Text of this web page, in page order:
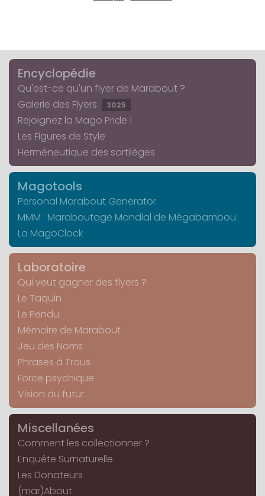
Encyclopédie
Qu'est-ce qu'un flyer de Marabout ?
Galerie des Flyers
3025
Rejoignez la Mago Pride !
Les Figures de Style
Herméneutique des sortilèges
Magotools
Personal Marabout Generator
MMM : Maraboutage Mondial de Mégabambou
La MagoClock
Laboratoire
Qui veut gagner des flyers ?
Le Taquin
Le Pendu
Mémoire de Marabout
Jeu des Noms
Phrases à Trous
Force psychique
Vision du futur
Miscellanées
Comment les collectionner ?
Enquête Surnaturelle
Les Donateurs
(mar)About